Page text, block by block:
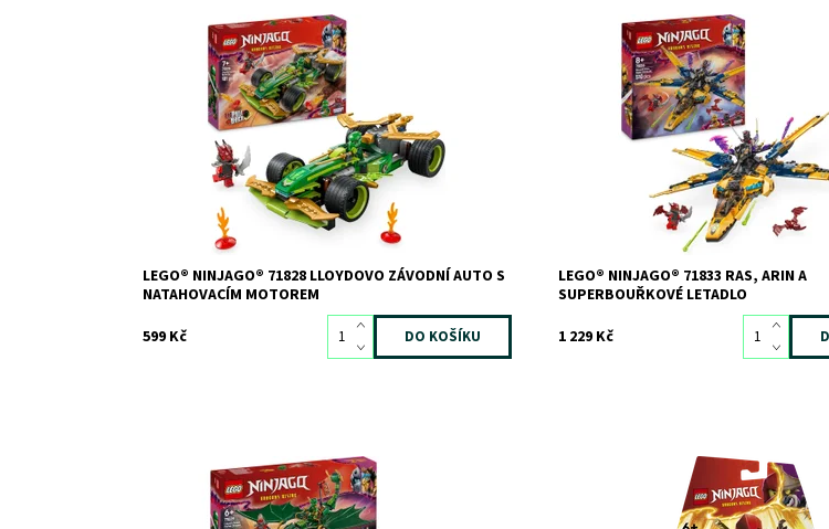
Vrhněte se do akce s Lloydem v jeho úžasném
natahovacím závodním autě!
Dostupnost:
Skladem>3
12237
LEGO
LEGO® NINJAGO® 71828 LLOYDOVO ZÁVODNÍ AUTO S
NATAHOVACÍM MOTOREM
599 Kč
Spojte síly s Arinem a Rasem a pilotujte
superbouřkové letadlo v chaotické
NINJAGO®!
Dostupnost:
Skladem3
12249
LEGO
LEGO® NINJAGO® 71833 RAS, ARIN A
SUPERBOUŘKOVÉ LETADLO
1 229 Kč
Sneste se z oblohy s Lloydem na hřbetě majestátního
Stavebnice LEGO® s akční hračkou draka a